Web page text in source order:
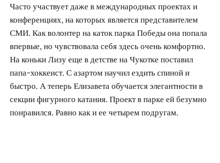
Часто участвует даже в международных проектах и
конференциях, на которых является представителем
СМИ. Как волонтер на каток парка Победы она попала
впервые, но чувствовала себя здесь очень комфортно.
На коньки Лизу еще в детстве на Чукотке поставил
папа-хоккеист. С азартом научил ездить спиной и
быстро. А теперь Елизавета обучается элегантности в
секции фигурного катания. Проект в парке ей безумно
понравился. Равно как и ее четырем подругам.